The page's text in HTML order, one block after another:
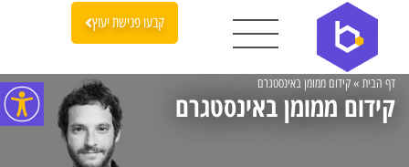
קבעו פגישת יעוץ
דף הבית »קידום ממומן באינסטגרם
קידום ממומן באינסטגרם